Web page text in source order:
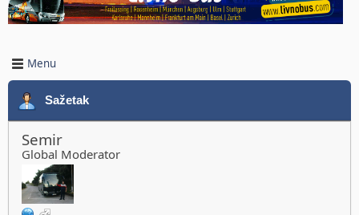
Menu
Sažetak
Semir
Global Moderator